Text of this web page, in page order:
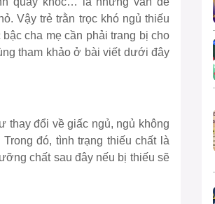
Vậy trẻ trằn trọc khó ngủ thiếu
cha mẹ cần phải trang bị cho
tham khảo ở bài viết dưới đây
thay đổi về giấc ngủ, ngủ không
đó, tình trạng thiếu chất là
chất sau đây nếu bị thiếu sẽ